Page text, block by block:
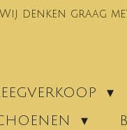
denken graag